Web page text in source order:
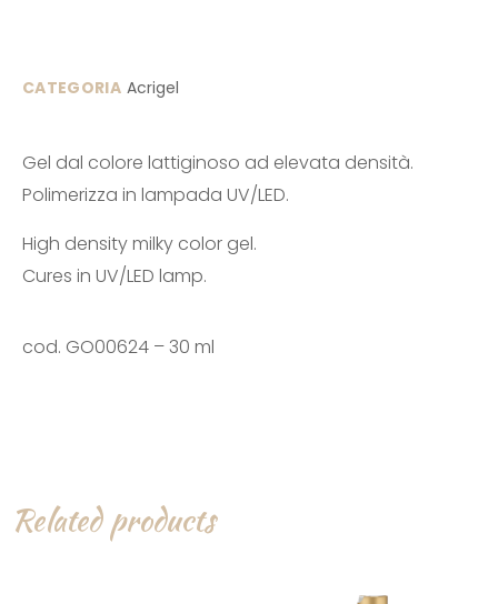
CATEGORIA Acrigel
Gel dal colore lattiginoso ad elevata densità.
Polimerizza in lampada UV/LED.
High density milky color gel.
Cures in UV/LED lamp.
cod. GO00624 – 30 ml
Related products